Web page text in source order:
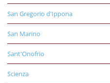
San Gregorio d'Ippona
San Marino
Sant'Onofrio
Scienza